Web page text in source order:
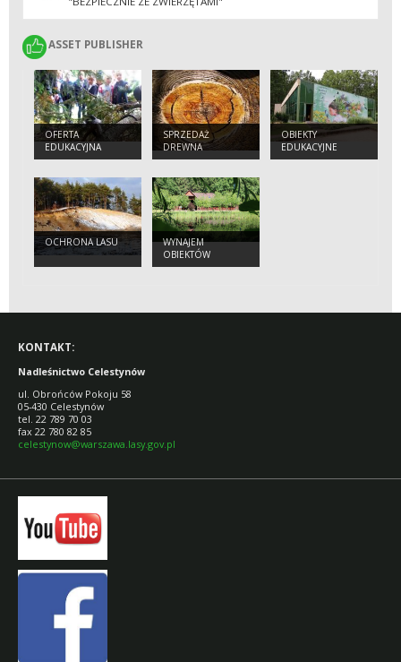
ASSET PUBLISHER
ASSET PUBLISHER
OFERTA
EDUKACYJNA
SPRZEDAŻ
DREWNA
OBIEKTY
EDUKACYJNE
OCHRONA LASU
WYNAJEM
OBIEKTÓW
KONTAKT:
Nadleśnictwo Celestynów
ul. Obrońców Pokoju 58
05-430 Celestynów
tel. 22 789 70 03
fax 22 780 82 85
celestynow@warszawa.lasy.gov.pl